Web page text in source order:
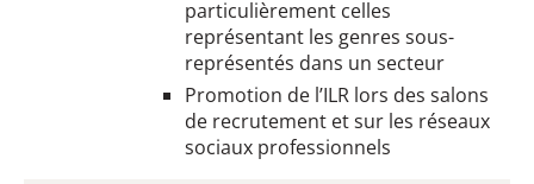
particulièrement celles
représentant les genres sous-
représentés dans un secteur
Promotion de l’ILR lors des salons
de recrutement et sur les réseaux
sociaux professionnels